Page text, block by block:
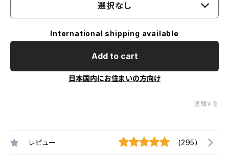
選択なし
International shipping available
Add to cart
日本国内にお住まいの方向け
通報する
レビュー (295)